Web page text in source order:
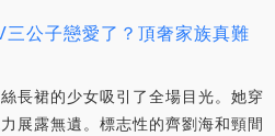
公子戀愛了？頂奢家族真難
長裙的少女吸引了全場目光。她穿
展露無遺。標志性的齊劉海和頸間